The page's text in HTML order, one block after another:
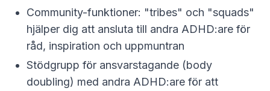
Community-funktioner: "tribes" och "squads"
hjälper dig att ansluta till andra ADHD:are för
råd, inspiration och uppmuntran
Stödgrupp för ansvarstagande (body
doubling) med andra ADHD:are för att